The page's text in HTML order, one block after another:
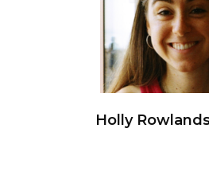
Holly